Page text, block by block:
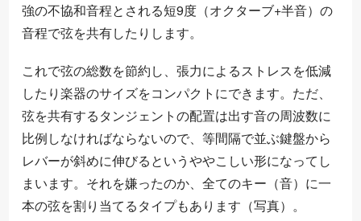
強の不協和音程とされる短9度（オクターブ+半音）の
音程で弦を共有したりします。
これで弦の総数を節約し、張力によるストレスを低減
したり楽器のサイズをコンパクトにできます。ただ、
弦を共有するタンジェントの配置は出す音の周波数に
比例しなければならないので、等間隔で並ぶ鍵盤から
レバーが斜めに伸びるというややこしい形になってし
まいます。それを嫌ったのか、全てのキー（音）に一
本の弦を割り当てるタイプもあります（写真）。